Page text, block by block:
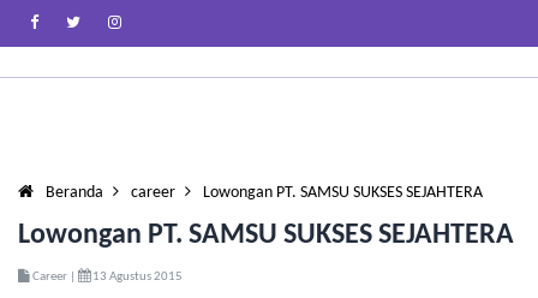
Beranda career Lowongan PT. SAMSU SUKSES SEJAHTERA
Lowongan PT. SAMSU SUKSES SEJAHTERA
Career | 13 Agustus 2015